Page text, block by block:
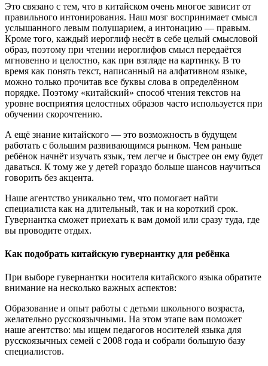
Это связано с тем, что в китайском очень многое зависит от
правильного интонирования. Наш мозг воспринимает смысл
услышанного левым полушарием, а интонацию — правым.
Кроме того, каждый иероглиф несёт в себе целый смысловой
образ, поэтому при чтении иероглифов смысл передаётся
мгновенно и целостно, как при взгляде на картинку. В то
время как понять текст, написанный на алфативном языке,
можно только прочитав все буквы слова в определённом
порядке. Поэтому «китайский» способ чтения текстов на
уровне восприятия целостных образов часто используется при
обучении скорочтению.
А ещё знание китайского — это возможность в будущем
работать с большим развивающимся рынком. Чем раньше
ребёнок начнёт изучать язык, тем легче и быстрее он ему будет
даваться. К тому же у детей гораздо больше шансов научиться
говорить без акцента.
Наше агентство уникально тем, что помогает найти
специалиста как на длительный, так и на короткий срок.
Гувернантка сможет приехать к вам домой или сразу туда, где
вы проводите отдых.
Как подобрать китайскую гувернантку для ребёнка
При выборе гувернантки носителя китайского языка обратите
внимание на несколько важных аспектов:
Образование и опыт работы с детьми школьного возраста,
желательно русскоязычными. На этом этапе вам поможет
наше агентство: мы ищем педагогов носителей языка для
русскоязычных семей с 2008 года и собрали большую базу
специалистов.